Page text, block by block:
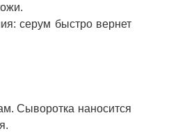
серум быстро вернет
Сыворотка наносится